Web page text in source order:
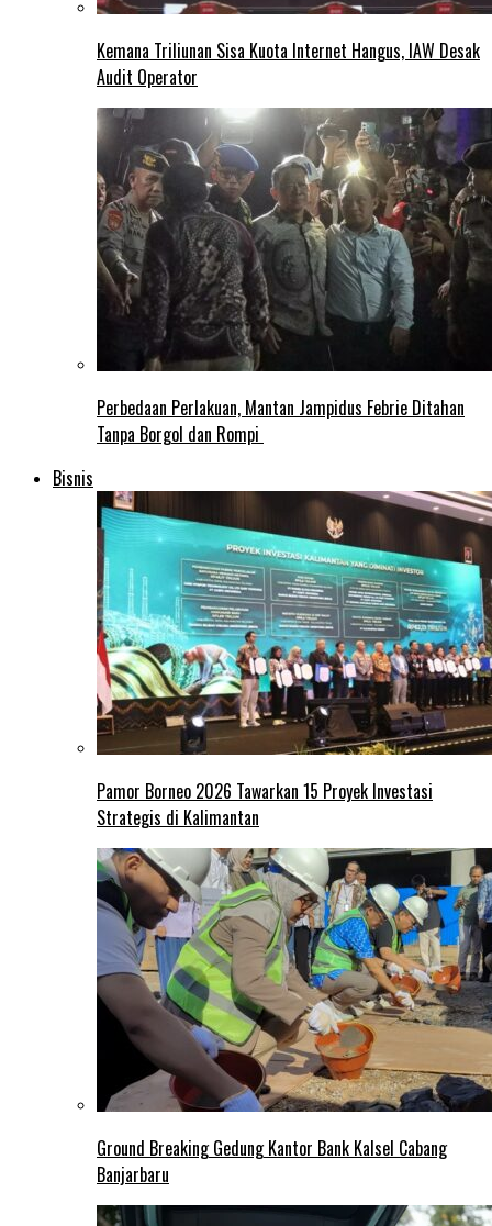
Kemana Triliunan Sisa Kuota Internet Hangus, IAW Desak
Audit Operator
Perbedaan Perlakuan, Mantan Jampidus Febrie Ditahan
Tanpa Borgol dan Rompi
Bisnis
Pamor Borneo 2026 Tawarkan 15 Proyek Investasi
Strategis di Kalimantan
Ground Breaking Gedung Kantor Bank Kalsel Cabang
Banjarbaru